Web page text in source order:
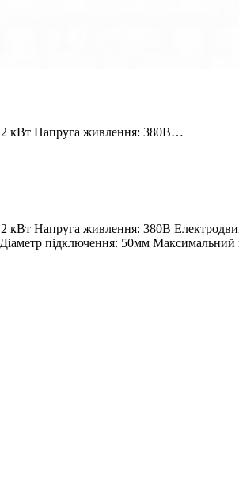
кВт Напруга живлення: 380В…
кВт Напруга живлення: 380В
підключення: 50мм Максимальний